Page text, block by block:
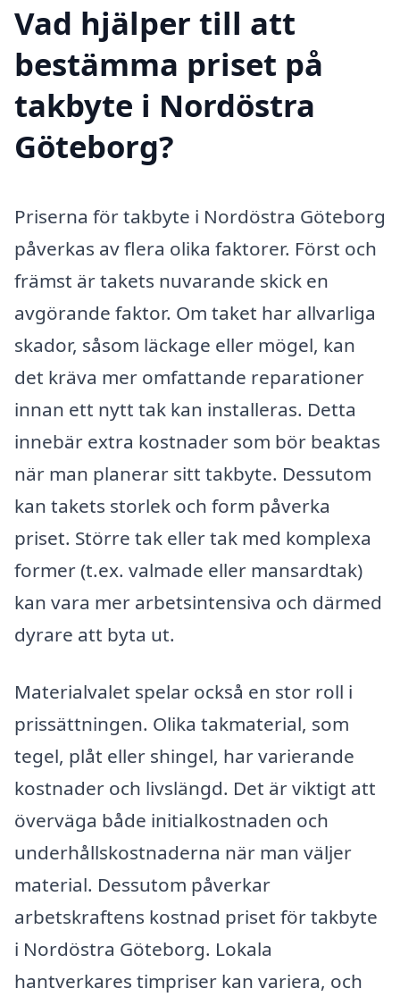
Vad hjälper till att
bestämma priset på
takbyte i Nordöstra
Göteborg?
Priserna för takbyte i Nordöstra Göteborg
påverkas av flera olika faktorer. Först och
främst är takets nuvarande skick en
avgörande faktor. Om taket har allvarliga
skador, såsom läckage eller mögel, kan
det kräva mer omfattande reparationer
innan ett nytt tak kan installeras. Detta
innebär extra kostnader som bör beaktas
när man planerar sitt takbyte. Dessutom
kan takets storlek och form påverka
priset. Större tak eller tak med komplexa
former (t.ex. valmade eller mansardtak)
kan vara mer arbetsintensiva och därmed
dyrare att byta ut.
Materialvalet spelar också en stor roll i
prissättningen. Olika takmaterial, som
tegel, plåt eller shingel, har varierande
kostnader och livslängd. Det är viktigt att
överväga både initialkostnaden och
underhållskostnaderna när man väljer
material. Dessutom påverkar
arbetskraftens kostnad priset för takbyte
i Nordöstra Göteborg. Lokala
hantverkares timpriser kan variera, och